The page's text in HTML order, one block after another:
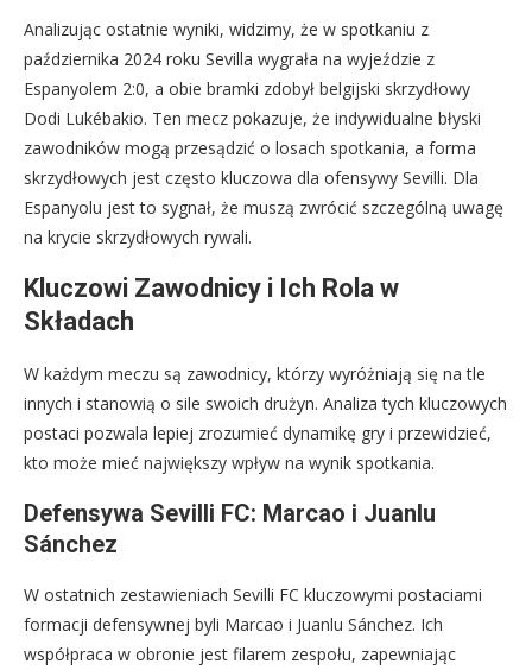
Analizując ostatnie wyniki, widzimy, że w spotkaniu z
października 2024 roku Sevilla wygrała na wyjeździe z
Espanyolem 2:0, a obie bramki zdobył belgijski skrzydłowy
Dodi Lukébakio. Ten mecz pokazuje, że indywidualne błyski
zawodników mogą przesądzić o losach spotkania, a forma
skrzydłowych jest często kluczowa dla ofensywy Sevilli. Dla
Espanyolu jest to sygnał, że muszą zwrócić szczególną uwagę
na krycie skrzydłowych rywali.
Kluczowi Zawodnicy i Ich Rola w
Składach
W każdym meczu są zawodnicy, którzy wyróżniają się na tle
innych i stanowią o sile swoich drużyn. Analiza tych kluczowych
postaci pozwala lepiej zrozumieć dynamikę gry i przewidzieć,
kto może mieć największy wpływ na wynik spotkania.
Defensywa Sevilli FC: Marcao i Juanlu
Sánchez
W ostatnich zestawieniach Sevilli FC kluczowymi postaciami
formacji defensywnej byli Marcao i Juanlu Sánchez. Ich
współpraca w obronie jest filarem zespołu, zapewniając